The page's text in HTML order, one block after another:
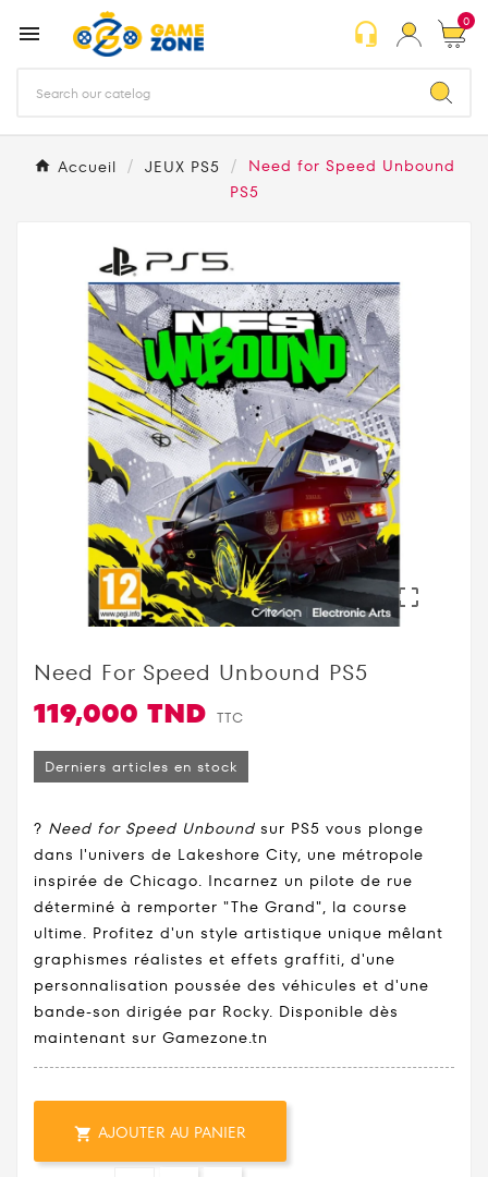
 headset_mic 0
Accueil JEUX PS5
Need for Speed Unbound
PS5

Need For Speed Unbound PS5
119,000 TND TTC
Derniers articles en stock
? Need for Speed Unbound sur PS5 vous plonge
dans l'univers de Lakeshore City, une métropole
inspirée de Chicago. Incarnez un pilote de rue
déterminé à remporter "The Grand", la course
ultime. Profitez d'un style artistique unique mêlant
graphismes réalistes et effets graffiti, d'une
personnalisation poussée des véhicules et d'une
bande-son dirigée par Rocky. Disponible dès
maintenant sur Gamezone.tn
 AJOUTER AU PANIER